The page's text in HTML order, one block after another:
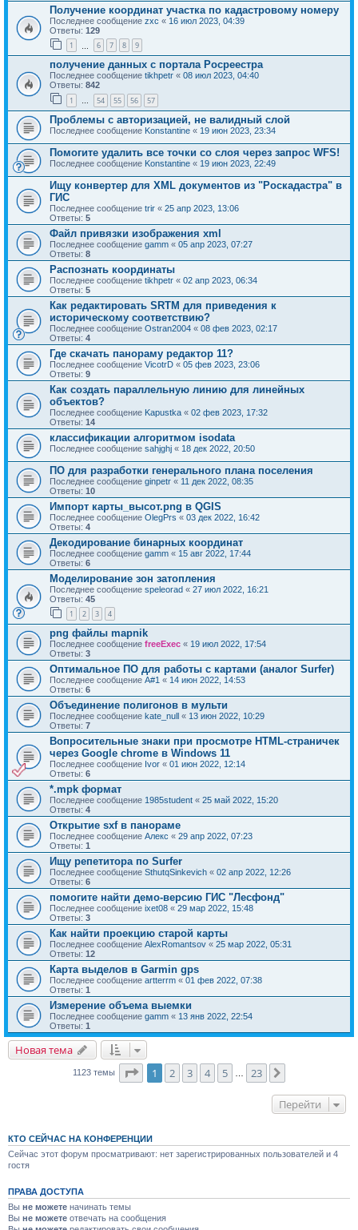
Получение координат участка по кадастровому номеру
Последнее сообщение zxc « 16 июл 2023, 04:39
Ответы: 129
1 6 7 8 9
получение данных с портала Росреестра
Последнее сообщение tikhpetr « 08 июл 2023, 04:40
Ответы: 842
1 … 54 55 56 57
Проблемы с авторизацией, не валидный слой
Последнее сообщение Konstantine « 19 июн 2023, 23:34
Помогите удалить все точки со слоя через запрос WFS!
Последнее сообщение Konstantine « 19 июн 2023, 22:49
Ищу конвертер для XML документов из "Роскадастра" в
ГИС
Последнее сообщение trir « 25 апр 2023, 13:06
Ответы: 5
Файл привязки изображения xml
Последнее сообщение gamm « 05 апр 2023, 07:27
Ответы: 8
Распознать координаты
Последнее сообщение tikhpetr « 02 апр 2023, 06:34
Ответы: 5
Как редактировать SRTM для приведения к
историческому соответствию?
Последнее сообщение Ostran2004 « 08 фев 2023, 02:17
Ответы: 4
Где скачать панораму редактор 11?
Последнее сообщение VicotrD « 05 фев 2023, 23:06
Ответы: 9
Как создать параллельную линию для линейных
объектов?
Последнее сообщение Kapustka « 02 фев 2023, 17:32
Ответы: 14
классификации алгоритмом isodata
Последнее сообщение sahjghj « 18 дек 2022, 20:50
ПО для разработки генерального плана поселения
Последнее сообщение ginpetr « 11 дек 2022, 08:35
Ответы: 10
Импорт карты_высот.png в QGIS
Последнее сообщение OlegPrs « 03 дек 2022, 16:42
Ответы: 4
Декодирование бинарных координат
Последнее сообщение gamm « 15 авг 2022, 17:44
Ответы: 6
Моделирование зон затопления
Последнее сообщение speleorad « 27 июл 2022, 16:21
Ответы: 45
1 2 3 4
png файлы mapnik
Последнее сообщение freeExec « 19 июл 2022, 17:54
Ответы: 3
Оптимальное ПО для работы с картами (аналог Surfer)
Последнее сообщение A#1 « 14 июн 2022, 14:53
Ответы: 6
Объединение полигонов в мульти
Последнее сообщение kate_null « 13 июн 2022, 10:29
Ответы: 7
Вопросительные знаки при просмотре HTML-страничек
через Google chrome в Windows 11
Последнее сообщение Ivor « 01 июн 2022, 12:14
Ответы: 6
*.mpk формат
Последнее сообщение 1985student « 25 май 2022, 15:20
Ответы: 4
Открытие sxf в панораме
Последнее сообщение Алекс « 29 апр 2022, 07:23
Ответы: 1
Ищу репетитора по Surfer
Последнее сообщение SthutqSinkevich « 02 апр 2022, 12:26
Ответы: 6
помогите найти демо-версию ГИС "Лесфонд"
Последнее сообщение ixet08 « 29 мар 2022, 15:48
Ответы: 3
Как найти проекцию старой карты
Последнее сообщение AlexRomantsov « 25 мар 2022, 05:31
Ответы: 12
Карта выделов в Garmin gps
Последнее сообщение artterrm « 01 фев 2022, 07:38
Ответы: 1
Измерение объема выемки
Последнее сообщение gamm « 13 янв 2022, 22:54
Ответы: 1
Новая тема
1123 темы Страница1 из
1 2 3 4 5 … 23
Перейти
КТО СЕЙЧАС НА КОНФЕРЕНЦИИ
Сейчас этот форум просматривают: нет зарегистрированных пользователей и 4
гостя
ПРАВА ДОСТУПА
Вы не можете начинать темы
Вы не можете отвечать на сообщения